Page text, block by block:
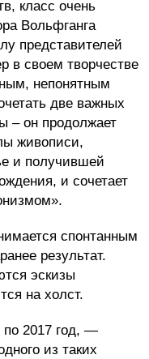
класс очень
Вольфганга
представителей
в своем творчестве
непонятным
две важных
– он продолжает
живописи,
и получившей
и сочетает
спонтанным
результат.
эскизы
на холст.
по 2017 год, —
из таких